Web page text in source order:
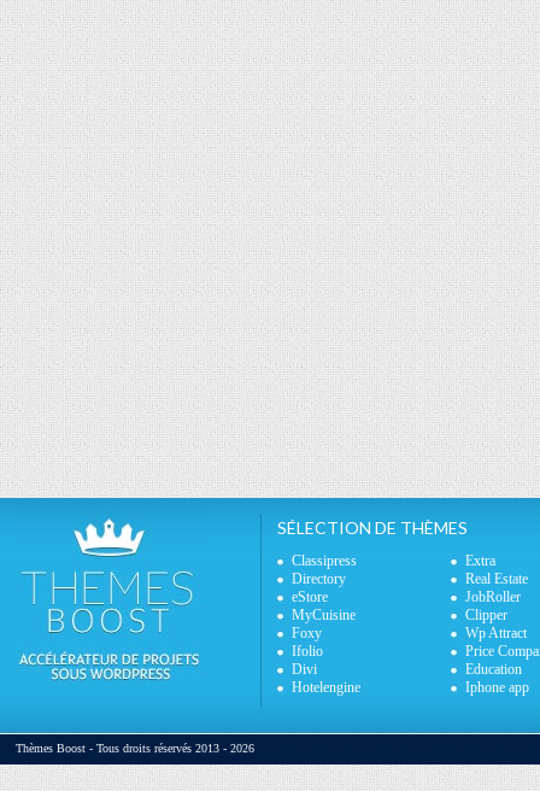
SÉLECTION DE THÈMES
Classipress
Extra
Directory
Real Estate
eStore
JobRoller
MyCuisine
Clipper
Foxy
Wp Attract
Ifolio
Price
Divi
Education
Hotelengine
Iphone app
Thèmes Boost - Tous droits réservés 2013 - 2026